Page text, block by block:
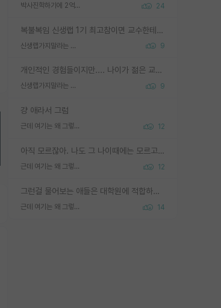
박사진학하기에 2억은 괜찮은 (?) 정도의 경제력인가요 24
복불복임 신생랩 1기 최고참이면 교수한테 직접 지도받는 시간이 매우 많음 제대로 된 교수라면 말이지 그게 아니라면 그냥 넌 해방 불가능한 노예 1호에 감점쓰레기통이 되는거고
신생랩가지말라는 이유가 있었구나 9
개인적인 경험들이지만.... 나이가 젊은 교수일수록 꼰대라는 가면을 쓴 채로 무례함을 행동하는 경우가 거의 90% 정도였음. 나이가 어린데 다른 또래들과 달리 명예, 권력, 재력까지 얻었으니 세상 다 가진 기분이겠지. 오히러 나이 든 교수들이 행동과 말을 더 조심하시더라.
신생랩가지말라는 이유가 있었구나 9
걍 애라서 그럼
근데 여기는 왜 그렇게 SPK를 물어보는거임? 12
아직 모르잖아. 나도 그 나이때에는 모르고 평가 받고 안심하고 싶었어.
근데 여기는 왜 그렇게 SPK를 물어보는거임? 12
그런걸 물어보는 애들은 대학원에 적합하지 않다
근데 여기는 왜 그렇게 SPK를 물어보는거임? 14